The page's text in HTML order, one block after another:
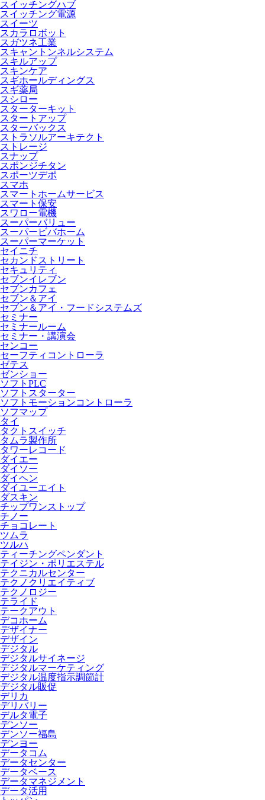
スイッチングハブ
スイッチング電源
スイーツ
スカラロボット
スガツネ工業
スキャントンネルシステム
スキルアップ
スキンケア
スギホールディングス
スギ薬局
スシロー
スターターキット
スタートアップ
スターバックス
ストラソルアーキテクト
ストレージ
スナップ
スポンジチタン
スポーツデポ
スマホ
スマートホームサービス
スマート保安
スワロー電機
スーパーバリュー
スーパービバホーム
スーパーマーケット
セイニチ
セカンドストリート
セキュリティ
セブンイレブン
セブンカフェ
セブン＆アイ
セブン＆アイ・フードシステムズ
セミナー
セミナールーム
セミナー・講演会
センコー
セーフティコントローラ
ゼテス
ゼンショー
ソフトPLC
ソフトスターター
ソフトモーションコントローラ
ソフマップ
タイ
タクトスイッチ
タムラ製作所
タワーレコード
ダイエー
ダイソー
ダイヘン
ダイユーエイト
ダスキン
チップワンストップ
チノー
チョコレート
ツムラ
ツルハ
ティーチングペンダント
テイジン・ポリエステル
テクニカルセンター
テクノクリエイティブ
テクノロジー
テライド
テークアウト
デコホーム
デザイナー
デザイン
デジタル
デジタルサイネージ
デジタルマーケティング
デジタル温度指示調節計
デジタル販促
デリカ
デリバリー
デルタ電子
デンソー
デンソー福島
デンヨー
データコム
データセンター
データベース
データマネジメント
データ活用